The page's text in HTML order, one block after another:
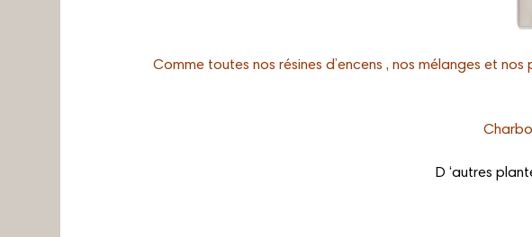
Comme toutes nos résines d’encens , nos mélanges et
D ‘autres